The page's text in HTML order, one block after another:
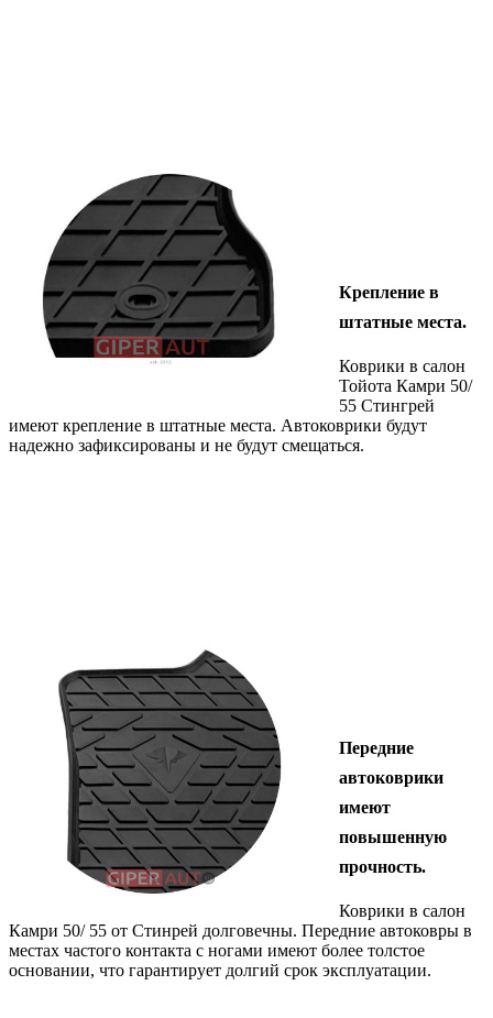
Крепление в
штатные места.
Коврики в салон
Тойота Камри 50/
55 Стингрей
имеют крепление в штатные места. Автоковрики будут
надежно зафиксированы и не будут смещаться.
Передние
автоковрики
имеют
повышенную
прочность.
Коврики в салон
Камри 50/ 55 от Стинрей долговечны. Передние автоковры в
местах частого контакта с ногами имеют более толстое
основании, что гарантирует долгий срок эксплуатации.